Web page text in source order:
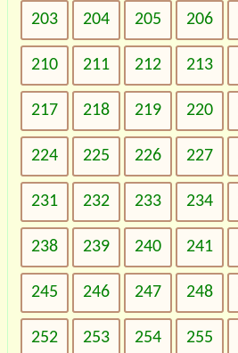
203 204 205 206
210 211 212 213
217 218 219 220
224 225 226 227
231 232 233 234
238 239 240 241
245 246 247 248
252 253 254 255